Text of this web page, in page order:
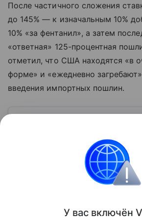
После частичного сложения
до 145% — к изначальным 10%
10% «за фентанил», а затем
«ответная» 125-процентная
отметил, что США находятся «в
форме» и «ежедневно
введения импортных пошлин.
В статье разбираемся в основах
У вас включён V